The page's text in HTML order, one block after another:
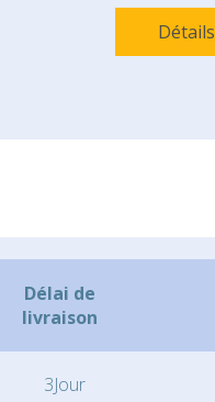
Détails
Délai de
livraison
3Jour